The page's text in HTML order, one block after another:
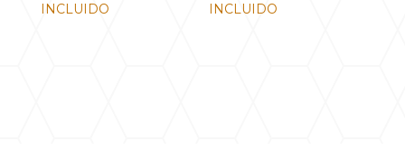
INCLUIDO
INCLUIDO